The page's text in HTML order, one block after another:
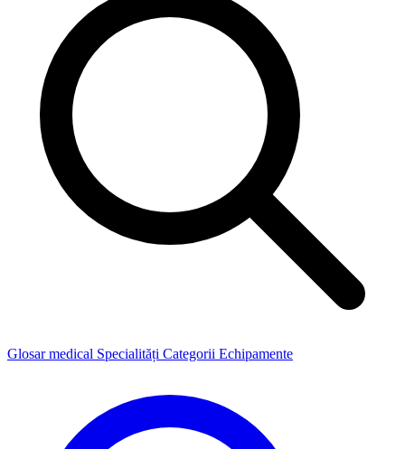
Glosar medical Specialități Categorii Echipamente